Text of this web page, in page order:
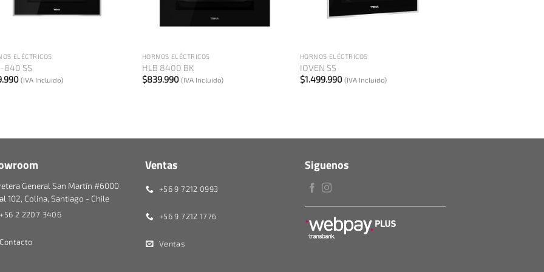
ELÉCTRICOS
840 SS
(IVA Incluido)
HORNOS ELÉCTRICOS
HLB 8400 BK
$839.990 (IVA Incluido)
HORNOS ELÉCTRICOS
IOVEN SS
$1.499.990 (IVA Incluido)
General San Martín #6000
102, Colina, Santiago - Chile
+56 2 2207 3406
Contacto
Ventas
+56 9 7212 0993
+56 9 7212 1776
Ventas
Siguenos